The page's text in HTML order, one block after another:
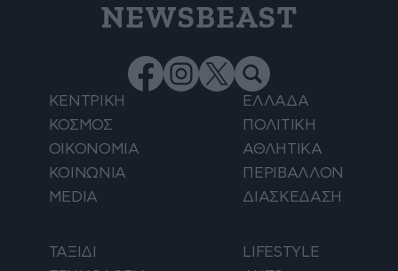
NEWSBEAST
ΚΕΝΤΡΙΚΗ
ΕΛΛΑΔΑ
ΚΟΣΜΟΣ
ΠΟΛΙΤΙΚΗ
ΟΙΚΟΝΟΜΙΑ
ΑΘΛΗΤΙΚΑ
ΚΟΙΝΩΝΙΑ
ΠΕΡΙΒΑΛΛΟΝ
MEDIA
ΔΙΑΣΚΕΔΑΣΗ
ΤΑΞΙΔΙ
LIFESTYLE